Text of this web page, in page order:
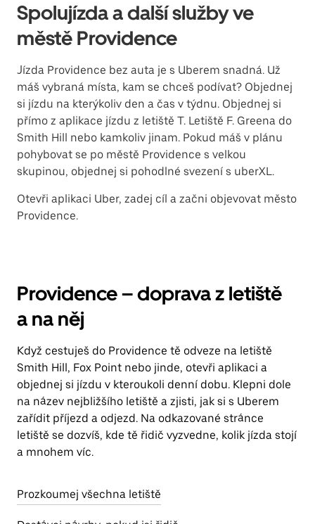
Spolujízda a další služby ve
městě Providence
Jízda Providence bez auta je s Uberem snadná. Už
máš vybraná místa, kam se chceš podívat? Objednej
si jízdu na kterýkoliv den a čas v týdnu. Objednej si
přímo z aplikace jízdu z letiště T. Letiště F. Greena do
Smith Hill nebo kamkoliv jinam. Pokud máš v plánu
pohybovat se po městě Providence s velkou
skupinou, objednej si pohodlné svezení s uberXL.
Otevři aplikaci Uber, zadej cíl a začni objevovat město
Providence.
Providence – doprava z letiště
a na něj
Když cestuješ do Providence tě odveze na letiště
Smith Hill, Fox Point nebo jinde, otevři aplikaci a
objednej si jízdu v kteroukoli denní dobu. Klepni dole
na název nejbližšího letiště a zjisti, jak si s Uberem
zařídit příjezd a odjezd. Na odkazované stránce
letiště se dozvíš, kde tě řidič vyzvedne, kolik jízda stojí
a mnohem víc.
Prozkoumej všechna letiště